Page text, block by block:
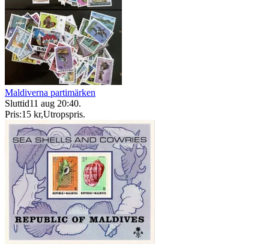
Maldiverna partimärken
Sluttid11 aug 20:40.
Pris:15 kr,Utropspris.